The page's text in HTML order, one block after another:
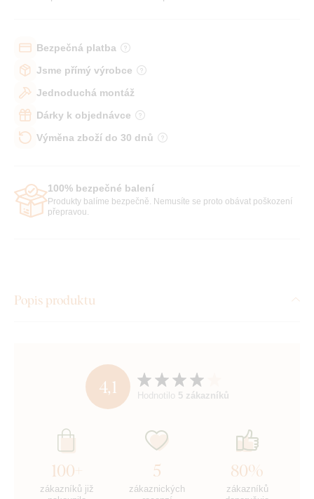
Bezpečná platba
Jsme přímý výrobce
Jednoduchá montáž
Dárky k objednávce
Výměna zboží do 30 dnů
100% bezpečné balení
Produkty balíme bezpečně. Nemusíte se proto obávat poškození
přepravou.
Popis produktu
4,1 Hodnotilo 5 zákazníků
100+
zákazníků již
5
zákaznických
80%
zákazníků